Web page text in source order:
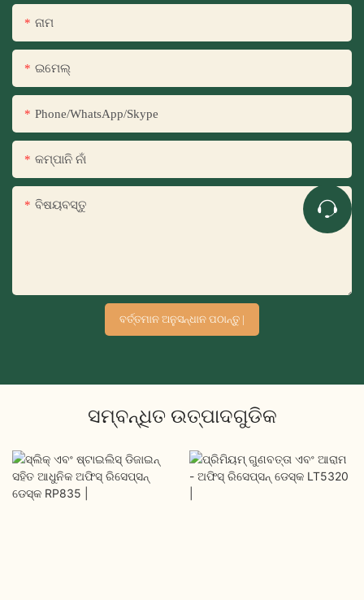
ନାମ
ଇମେଲ୍
Phone/WhatsApp/Skype
କମ୍ପାନି ନାଁ
ବିଷୟବସ୍ତୁ
ବର୍ତ୍ତମାନ ଅନୁସନ୍ଧାନ ପଠାନ୍ତୁ |
ସମ୍ବନ୍ଧିତ ଉତ୍ପାଦଗୁଡିକ